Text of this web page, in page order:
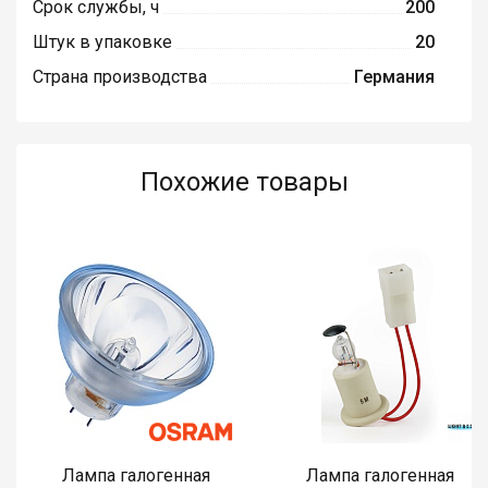
Срок службы, ч
200
Штук в упаковке
20
Страна производства
Германия
Похожие товары
Лампа галогенная
Лампа галогенная